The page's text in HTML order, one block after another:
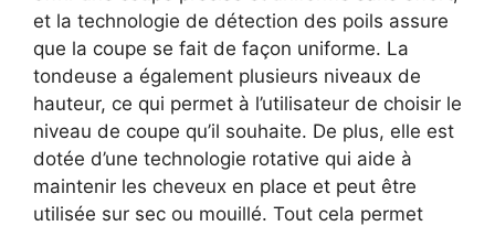
et la technologie de détection des poils assure
que la coupe se fait de façon uniforme. La
tondeuse a également plusieurs niveaux de
hauteur, ce qui permet à l’utilisateur de choisir le
niveau de coupe qu’il souhaite. De plus, elle est
dotée d’une technologie rotative qui aide à
maintenir les cheveux en place et peut être
utilisée sur sec ou mouillé. Tout cela permet